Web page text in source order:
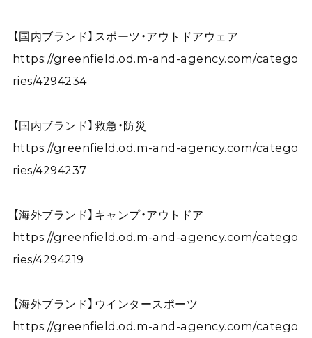
【国内ブランド】スポーツ・アウトドアウェア
https://greenfield.od.m-and-agency.com/catego
ries/4294234
【国内ブランド】救急・防災
https://greenfield.od.m-and-agency.com/catego
ries/4294237
【海外ブランド】キャンプ・アウトドア
https://greenfield.od.m-and-agency.com/catego
ries/4294219
【海外ブランド】ウインタースポーツ
https://greenfield.od.m-and-agency.com/catego